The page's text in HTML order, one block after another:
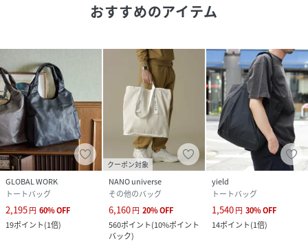
原産国
素材
ナイロン100%紐部分 :
ポリエステル100%
サイズ
品番
QP8143_DRA7
DRA7-1AN701-2k0-1 QP8143)
おすすめのアイテム
GLOBAL WORK
トートバッグ
2,195円 60%OFF
19ポイント(1倍)
クーポン対象
NANO universe
その他のバッグ
6,160円 20%OFF
560ポイント(10%ポイント
バック)
yield
トートバッグ
1,540円 30%OFF
14ポイント(1倍)